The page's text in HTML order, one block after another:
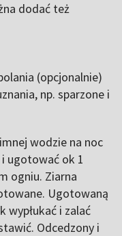
dodać też
(opcjonalnie)
np. sparzone i
wodzie na noc
ugotować ok 1
ogniu. Ziarna
Ugotowaną
wypłukać i zalać
Odcedzony i